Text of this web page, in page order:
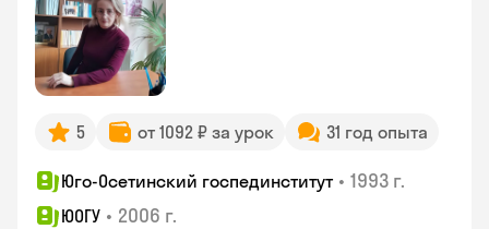
5 от 1092 ₽ за урок 31 год опыта
Юго-Осетинский госпединститут • 1993 г.
ЮОГУ • 2006 г.